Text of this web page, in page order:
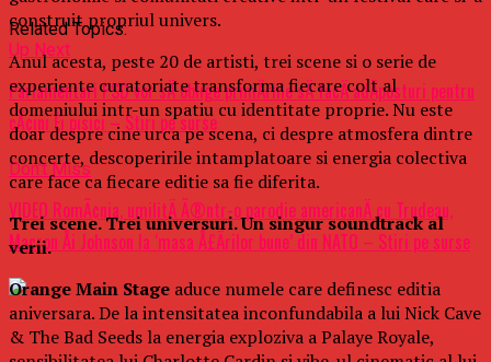
Related Topics:
Up Next
Parlamentari PSD vor sÄ oblige primÄriile sÄ facÄ adÄposturi pentru
cÃ¢ini Èi pisici – Stiri pe surse
Don't Miss
VIDEO RomÃ¢nia, umilitÄ Ã®ntr-o parodie americanÄ cu Trudeau,
Macron Åi Johnson la ‘masa Å£Ärilor bune’ din NATO – Stiri pe surse
construit propriul univers.
Anul acesta, peste 20 de artisti, trei scene si o serie de
experiente curatoriate transforma fiecare colt al
domeniului intr-un spatiu cu identitate proprie. Nu este
doar despre cine urca pe scena, ci despre atmosfera dintre
concerte, descoperirile intamplatoare si energia colectiva
care face ca fiecare editie sa fie diferita.
Trei scene. Trei universuri. Un singur soundtrack al
verii.
Orange Main Stage aduce numele care definesc editia
aniversara. De la intensitatea inconfundabila a lui Nick Cave
& The Bad Seeds la energia exploziva a Palaye Royale,